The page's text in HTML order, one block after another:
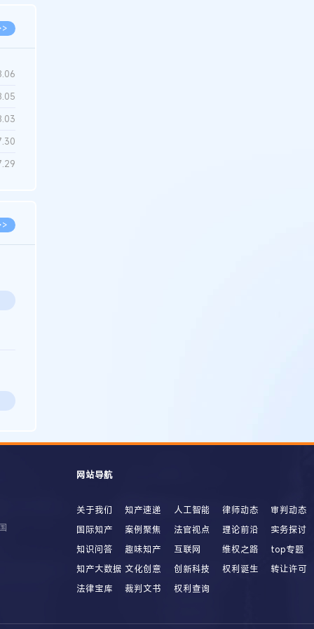
网站导航
关于我们 知产速递 人工智能 律师动态
审判动态
国际知产
案例聚焦 法官视点 理论前沿
实务探讨
知识问答
趣味知产 互联网 维权之路
top专题
知产大数据 文化创意 创新科技 权利诞生
转让许可
法律宝库
裁判文书 权利查询